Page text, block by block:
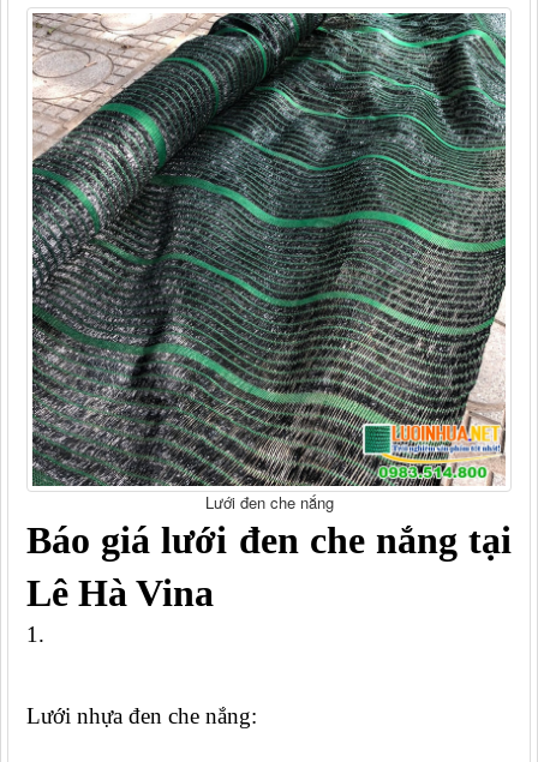
Lưới đen che nắng
Báo giá lưới đen che nắng tại
Lê Hà Vina
Lưới nhựa đen che nắng: